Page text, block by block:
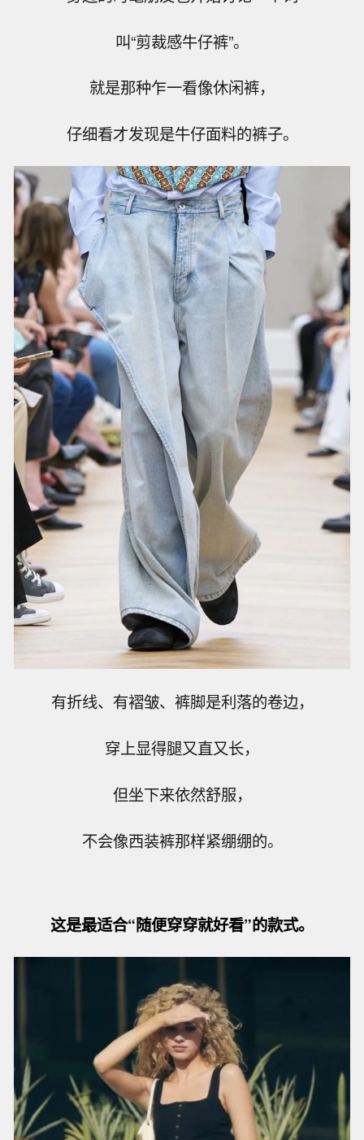
叫“剪裁感牛仔裤”。
就是那种乍一看像休闲裤，
仔细看才发现是牛仔面料的裤子。
有折线、有褶皱、裤脚是利落的卷边，
穿上显得腿又直又长，
但坐下来依然舒服，
不会像西装裤那样紧绷绷的。
这是最适合“随便穿穿就好看”的款式。